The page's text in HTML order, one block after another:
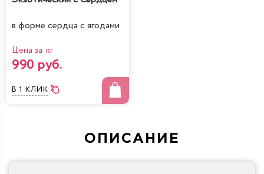
в форме сердца с ягодами
Цена за кг
990 руб.
В 1 КЛИК
ОПИСАНИЕ